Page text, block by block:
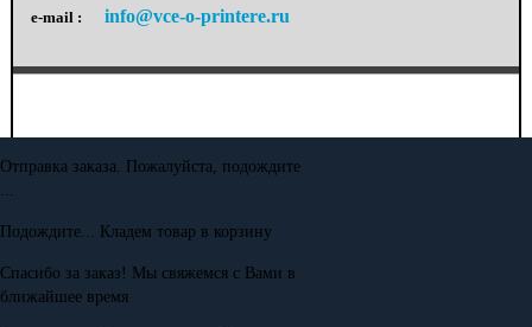
e-mail : info@vce-o-printere.ru
Отправка заказа. Пожалуйста, подождите
Подождите... Кладем товар в корзину
Спасибо за заказ! Мы свяжемся с Вами в
ближайшее время